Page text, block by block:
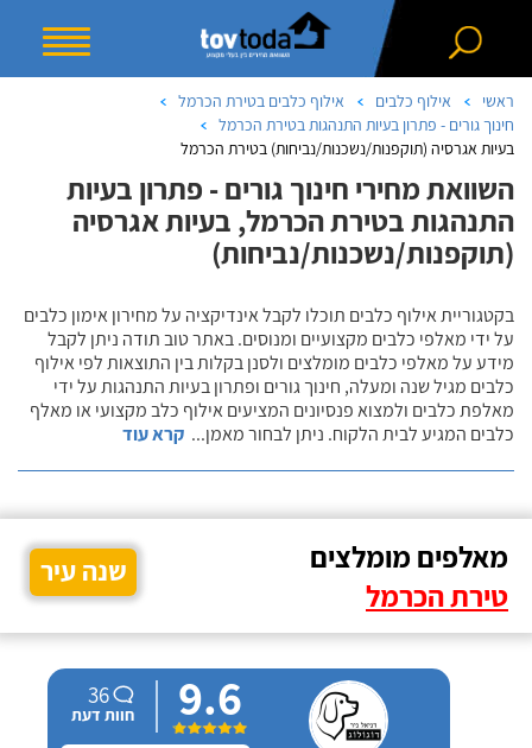
ראשי אילוף כלבים
אילוף כלבים בטירת הכרמל
חינוך גורים - פתרון בעיות התנהגות בטירת הכרמל
בעיות אגרסיה (תוקפנות/נשכנות/נביחות) בטירת הכרמל
השוואת מחירי חינוך גורים - פתרון בעיות
התנהגות בטירת הכרמל, בעיות אגרסיה
(תוקפנות/נשכנות/נביחות)
בקטגוריית אילוף כלבים תוכלו לקבל אינדיקציה על מחירון אימון כלבים
על ידי מאלפי כלבים מקצועיים ומנוסים. באתר טוב תודה ניתן לקבל
מידע על מאלפי כלבים מומלצים ולסנן בקלות בין התוצאות לפי אילוף
כלבים מגיל שנה ומעלה, חינוך גורים ופתרון בעיות התנהגות על ידי
מאלפת כלבים ולמצוא פנסיונים המציעים אילוף כלב מקצועי או מאלף
כלבים המגיע לבית הלקוח. ניתן לבחור מאמן... קרא עוד
מאלפים מומלצים
טירת הכרמל
שנה עיר
9.6
36
חוות דעת